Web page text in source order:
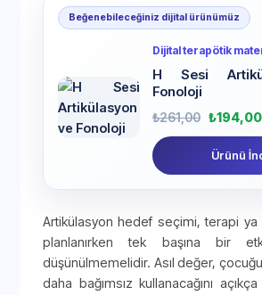
Beğenebileceğiniz dijital ürünümüz
Dijital terapötik
H Sesi
Fonoloji
₺261,00 ₺194,00
Ürünü
Artikülasyon hedef seçimi, terapi ya
planlanırken tek başına bir
düşünülmemelidir. Asıl değer,
daha bağımsız kullanacağını